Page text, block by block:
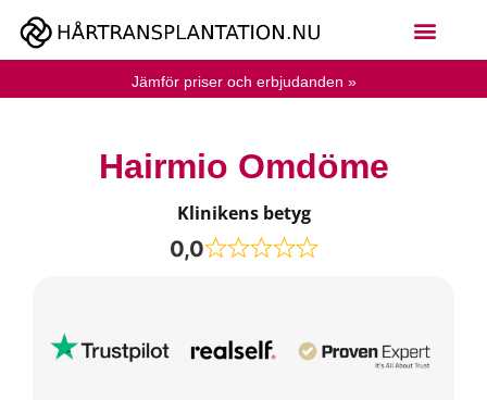
Jämför priser och erbjudanden »
Hairmio Omdöme
Klinikens betyg
0,0